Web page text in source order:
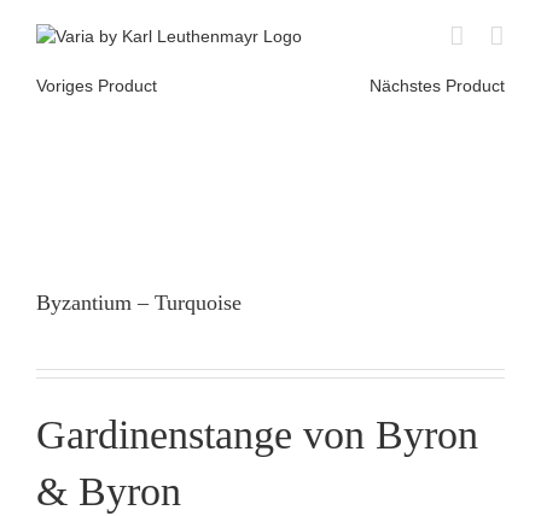
Voriges Product
Nächstes Product
Byzantium – Turquoise
Gardinenstange von Byron
& Byron